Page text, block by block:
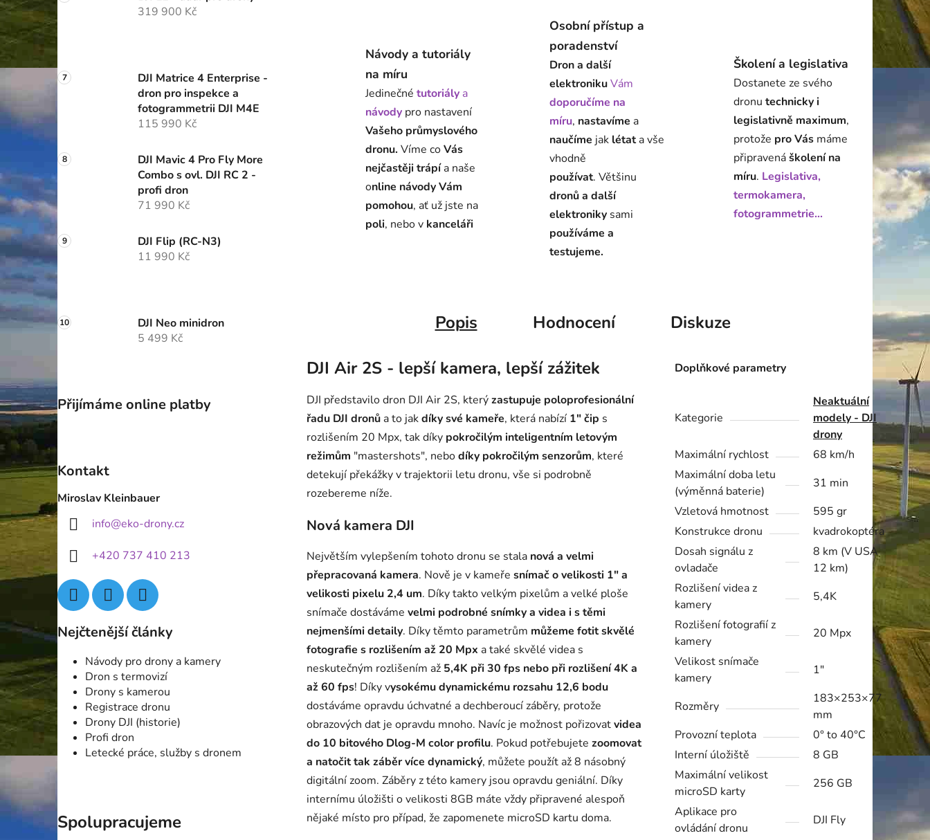
319 900 Kč
DJI Matrice 4 Enterprise -
dron pro inspekce a
fotogrammetrii DJI M4E
115 990 Kč
DJI Mavic 4 Pro Fly More
Combo s ovl. DJI RC 2 -
profi dron
71 990 Kč
DJI Flip (RC-N3)
11 990 Kč
DJI Neo minidron
5 499 Kč
Přijímáme online platby
Kontakt
Miroslav Kleinbauer
info@eko-drony.cz
+420 737 410 213
Nejčtenější články
Návody pro drony a kamery
Dron s termovizí
Drony s kamerou
Registrace dronu
Drony DJI (historie)
Profi dron
Letecké práce, služby s dronem
Spolupracujeme
Návody a tutoriály
na míru
Jedinečné tutoriály a
návody pro nastavení
Vašeho průmyslového
dronu. Víme coVás
nejčastěji trápía naše
online návody Vám
pomohou, ať už jste na
poli, nebo v kanceláři
Osobní přístup a
poradenství
Dron a další
elektronikuVám
doporučíme na
míru, nastavíme a
naučíme jak létata vše
vhodně
používat. Většinu
dronů a další
elektroniky sami
používáme a
testujeme.
Školení a legislativa
Dostanete ze svého
dronu technicky i
legislativně maximum,
protože pro Vás máme
připravenáškolení na
míru. Legislativa,
termokamera,
fotogrammetrie...
Popis Hodnocení Diskuze
DJI Air 2S - lepší kamera, lepší zážitek
DJI představilo dron DJI Air 2S, kterýzastupuje poloprofesionální
řadu DJI dronů a to jakdíky své kameře, která nabízí 1" čip s
rozlišením 20 Mpx, tak díky pokročilým inteligentním letovým
režimům "mastershots", nebodíky pokročilým senzorům, které
detekují překážky v trajektorii letu dronu, vše si podrobně
rozebereme níže.
Nová kamera DJI
Největším vylepšením tohoto dronu se stala nová a velmi
přepracovaná kamera. Nově je v kameře snímač o velikosti 1" a
velikosti pixelu 2,4 um. Díky takto velkým pixelům a velké ploše
snímače dostáváme velmi podrobné snímky a videa i s těmi
nejmenšími detaily. Díky těmto parametrům můžeme fotit skvělé
fotografie s rozlišením až 20 Mpx a také skvělé videa s
neskutečným rozlišením až 5,4K při 30 fps nebo při rozlišení 4K a
až 60 fps! Díky vysokému dynamickému rozsahu 12,6 bodu
dostáváme opravdu úchvatné a dechberoucí záběry, protože
obrazových dat je opravdu mnoho. Navíc je možnost pořizovatvidea
do 10 bitového Dlog-M color profilu. Pokud potřebujete zoomovat
a natočit tak záběr více dynamický, můžete použít až 8 násobný
digitální zoom. Záběry z této kamery jsou opravdu geniální. Díky
internímu úložišti o velikosti 8GB máte vždy připravené alespoň
nějaké místo pro případ, že zapomenete microSD kartu doma.
Doplňkové parametry
Kategorie
Neaktuální
modely - DJI
drony
Maximální rychlost
68 km/h
Maximální doba letu
(výměnná baterie)
31 min
Vzletová hmotnost
595 gr
Konstrukce dronu
kvadrokoptéra
Dosah signálu z
ovladače
8 km (V USA
12 km)
Rozlišení videa z
kamery
5,4K
Rozlišení fotografií z
kamery
20 Mpx
Velikost snímače
kamery
1"
Rozměry
183×253×77
mm
Provozní teplota
0° to 40°C
Interní úložiště
8 GB
Maximální velikost
microSD karty
256 GB
Aplikace pro
ovládání dronu
DJI Fly